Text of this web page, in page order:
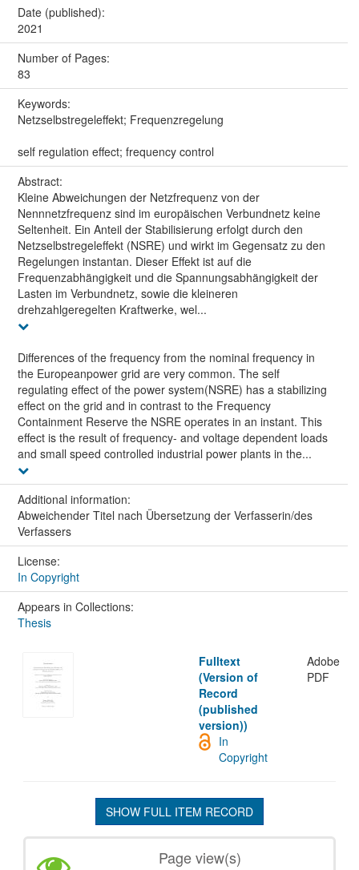
Date (published):
2021
Number of Pages:
83
Keywords:
Netzselbstregeleffekt; Frequenzregelung
self regulation effect; frequency control
Abstract:
Kleine Abweichungen der Netzfrequenz von der
Nennnetzfrequenz sind im europäischen Verbundnetz keine
Seltenheit. Ein Anteil der Stabilisierung erfolgt durch den
Netzselbstregeleffekt (NSRE) und wirkt im Gegensatz zu den
Regelungen instantan. Dieser Effekt ist auf die
Frequenzabhängigkeit und die Spannungsabhängigkeit der
Lasten im Verbundnetz, sowie die kleineren
drehzahlgeregelten Kraftwerke, wel...
Differences of the frequency from the nominal frequency in
the Europeanpower grid are very common. The self
regulating effect of the power system(NSRE) has a stabilizing
effect on the grid and in contrast to the Frequency
Containment Reserve the NSRE operates in an instant. This
effect is the result of frequency- and voltage dependent loads
and small speed controlled industrial power plants in the...
Additional information:
Abweichender Titel nach Übersetzung der Verfasserin/des
Verfassers
License:
In Copyright
Appears in Collections:
Thesis
Fulltext
(Version of
Record
(published
version))
Adobe
PDF
In
Copyright
SHOW FULL ITEM RECORD
Page view(s)